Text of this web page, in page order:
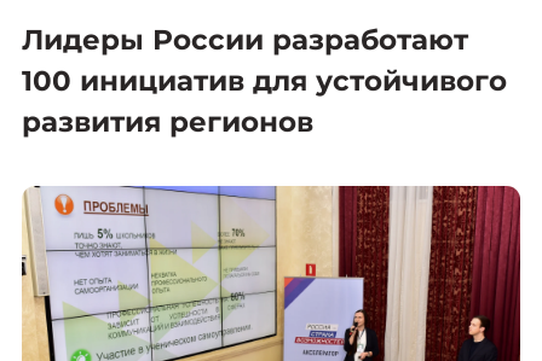
Лидеры России разработают
100 инициатив для устойчивого
развития регионов